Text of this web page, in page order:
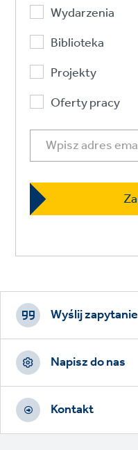
Wydarzenia
Biblioteka
Projekty
Oferty pracy
Footer
CTAs
Wyślij zapytanie
Napisz do nas
Kontakt